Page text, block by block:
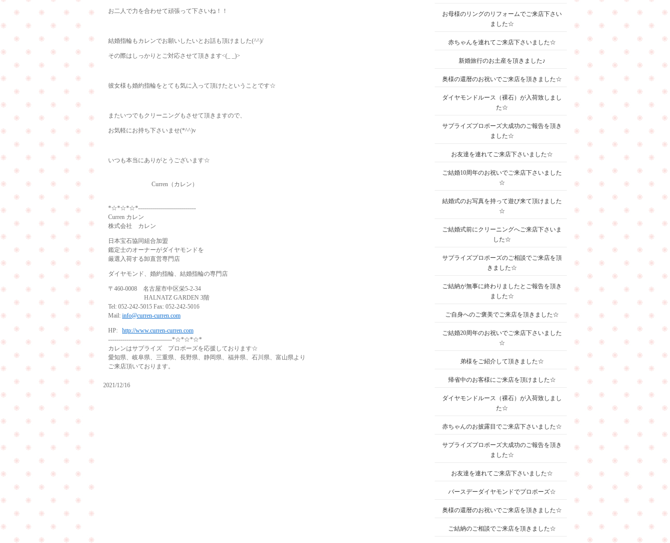
お二人で力を合わせて頑張って下さいね！！
結婚指輪もカレンでお願いしたいとお話も頂けました(^^)/
その際はしっかりとご対応させて頂きます<(_ _)>
彼女様も婚約指輪をとても気に入って頂けたということです☆
またいつでもクリーニングもさせて頂きますので、
お気軽にお持ち下さいませ(*^^)v
いつも本当にありがとうございます☆
Curren（カレン）
*☆*☆*☆*-----------------------------
Curren カレン
株式会社 カレン
日本宝石協同組合加盟
鑑定士のオーナーがダイヤモンドを
厳選入荷する卸直営専門店
ダイヤモンド、婚約指輪、結婚指輪の専門店
〒460-0008 名古屋市中区栄5-2-34
HALNATZ GARDEN 3階
Tel: 052-242-5015 Fax: 052-242-5016
Mail: info@curren-curren.com
HP: http://www.curren-curren.com
--------------------------------*☆*☆*☆*
カレンはサプライズ プロポーズを応援しております☆
愛知県、岐阜県、三重県、長野県、静岡県、福井県、石川県、富山県より
ご来店頂いております。
2021/12/16
お母様のリングのリフォームでご来店下さい
ました☆
赤ちゃんを連れてご来店下さいました☆
新婚旅行のお土産を頂きました♪
奥様の還暦のお祝いでご来店を頂きました☆
ダイヤモンドルース（裸石）が入荷致しまし
た☆
サプライズプロポーズ大成功のご報告を頂き
ました☆
お友達を連れてご来店下さいました☆
ご結婚10周年のお祝いでご来店下さいました
☆
結婚式のお写真を持って遊び来て頂けました
☆
ご結婚式前にクリーニングへご来店下さいま
した☆
サプライズプロポーズのご相談でご来店を頂
きました☆
ご結納が無事に終わりましたとご報告を頂き
ました☆
ご自身へのご褒美でご来店を頂きました☆
ご結婚20周年のお祝いでご来店下さいました
☆
弟様をご紹介して頂きました☆
帰省中のお客様にご来店を頂けました☆
ダイヤモンドルース（裸石）が入荷致しまし
た☆
赤ちゃんのお披露目でご来店下さいました☆
サプライズプロポーズ大成功のご報告を頂き
ました☆
お友達を連れてご来店下さいました☆
バースデーダイヤモンドでプロポーズ☆
奥様の還暦のお祝いでご来店を頂きました☆
ご結納のご相談でご来店を頂きました☆